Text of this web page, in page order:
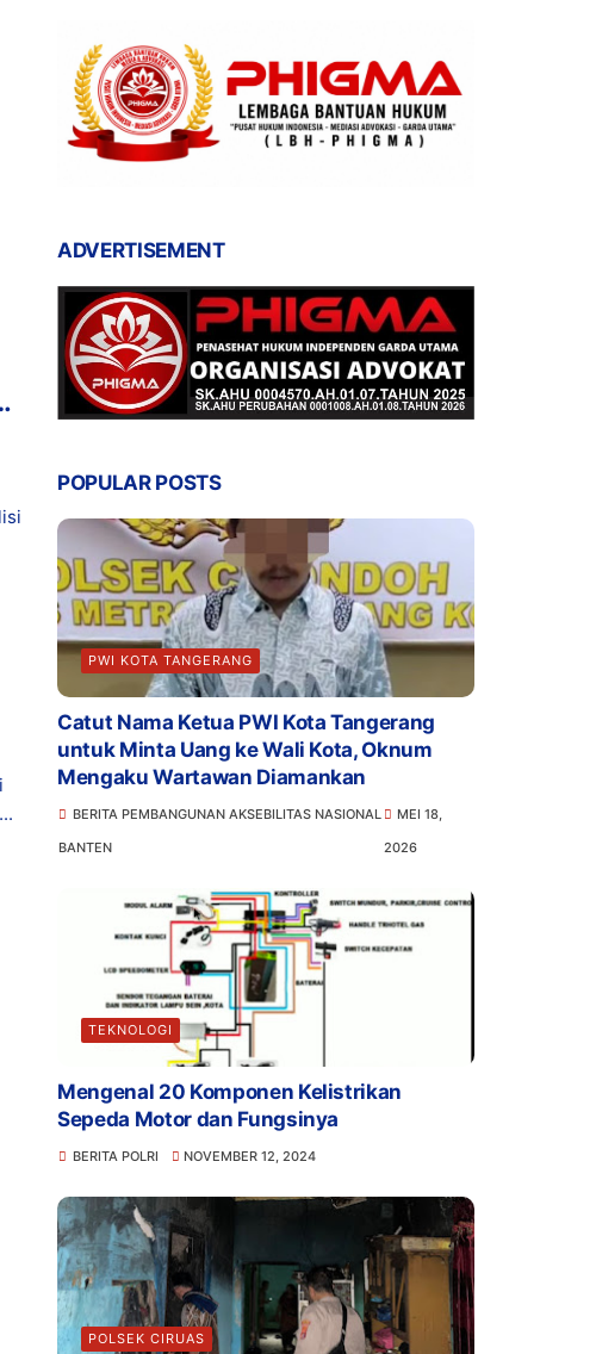
ADVERTISEMENT
POPULAR POSTS
PWI KOTA TANGERANG
Catut Nama Ketua PWI Kota Tangerang
untuk Minta Uang ke Wali Kota, Oknum
Mengaku Wartawan Diamankan
BERITA PEMBANGUNAN AKSEBILITAS NASIONAL
BANTEN
MEI 18,
2026
TEKNOLOGI
Mengenal 20 Komponen Kelistrikan
Sepeda Motor dan Fungsinya
BERITA POLRI NOVEMBER 12, 2024
POLSEK CIRUAS